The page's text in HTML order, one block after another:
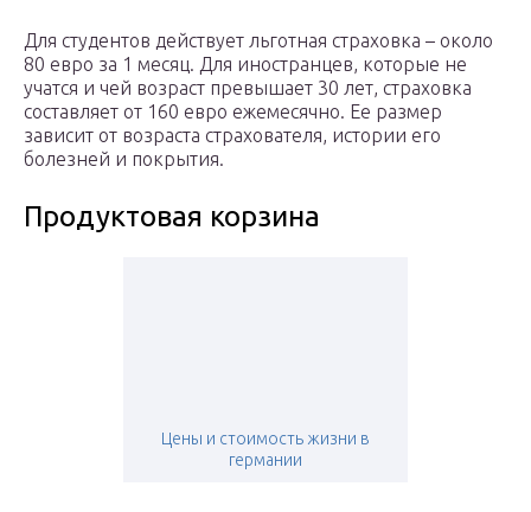
Для студентов действует льготная страховка – около
80 евро за 1 месяц. Для иностранцев, которые не
учатся и чей возраст превышает 30 лет, страховка
составляет от 160 евро ежемесячно. Ее размер
зависит от возраста страхователя, истории его
болезней и покрытия.
Продуктовая корзина
Цены и стоимость жизни в
германии